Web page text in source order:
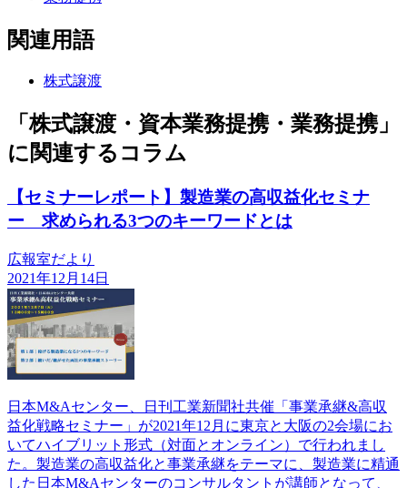
関連用語
株式譲渡
「株式譲渡・資本業務提携・業務提携」
に関連するコラム
【セミナーレポート】製造業の高収益化セミナ
ー 求められる3つのキーワードとは
広報室だより
2021年12月14日
日本M&Aセンター、日刊工業新聞社共催「事業承継&高収
益化戦略セミナー」が2021年12月に東京と大阪の2会場にお
いてハイブリット形式（対面とオンライン）で行われまし
た。製造業の高収益化と事業承継をテーマに、製造業に精通
した日本M&Aセンターのコンサルタントが講師となって、